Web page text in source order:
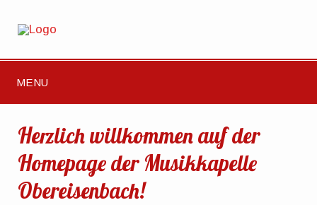
MENU
Herzlich willkommen auf der
Homepage der Musikkapelle
Obereisenbach!